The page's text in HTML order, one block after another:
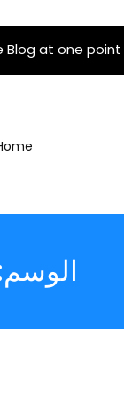
Blog at one point